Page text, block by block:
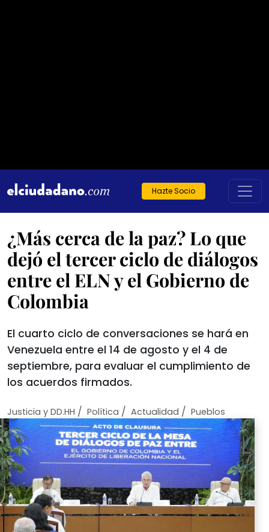
Hazte Socio
¿Más cerca de la paz? Lo que
dejó el tercer ciclo de diálogos
entre el ELN y el Gobierno de
Colombia
El cuarto ciclo de conversaciones se hará en
Venezuela entre el 14 de agosto y el 4 de
septiembre, para evaluar el cumplimiento de
los acuerdos firmados.
Justicia y DD.HH / Política / Actualidad / Pueblos